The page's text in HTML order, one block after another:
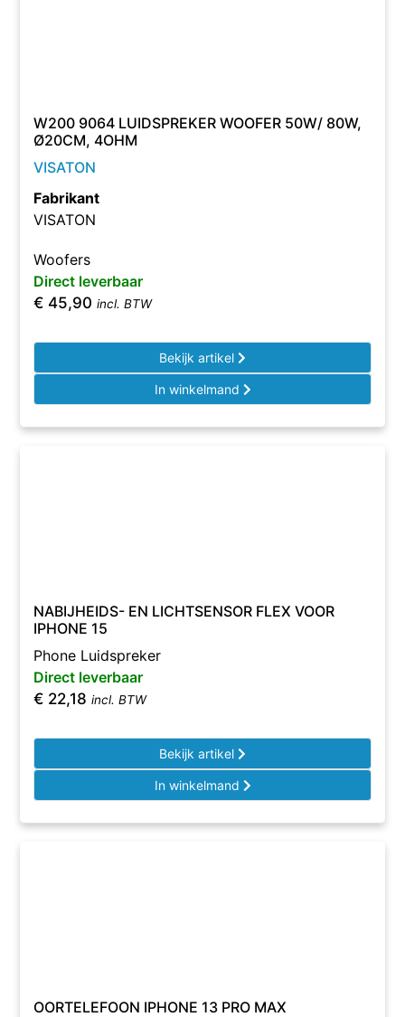
W200 9064 LUIDSPREKER WOOFER 50W/ 80W,
Ø20CM, 4OHM
VISATON
Fabrikant
VISATON
Woofers
Direct leverbaar
€ 45,90 incl. BTW
Bekijk artikel
In winkelmand
NABIJHEIDS- EN LICHTSENSOR FLEX VOOR
IPHONE 15
Phone Luidspreker
Direct leverbaar
€ 22,18 incl. BTW
Bekijk artikel
In winkelmand
OORTELEFOON IPHONE 13 PRO MAX